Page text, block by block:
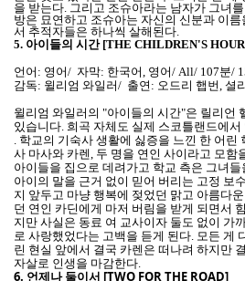
을 받는다. 그리고 조슈아라는 남자가 그녀
방은 묘연하고 조슈아는 자신의 신분과 이
서 추적자들은 하나씩 살해된다.
5. 아이들의 시간 [THE CHILDREN'S
언어: 영어/ 자막: 한국어, 영어/ All/ 107분/
감독: 윌리엄 와일러/ 출연: 오드리 햅번, 셜
윌리엄 와일러의 "아이들의 시간"은 릴리언
있습니다. 희곡 자체도 실제 스코틀랜드에
. 학교의 기숙사 생활에 싫증을 느낀 한 어
사 마사와 카렌, 두 명을 연인 사이라고 모함
아이들을 집으로 데려가고 학교 측은 그녀
아이의 말을 근거 없이 믿어 버리는 고정 보
지 앞두고 마냥 행복에 젖었던 맑고 아름다
던 연인 카딘에게 마저 버림을 받게 되면서
지만 사실은 동료 여 교사이자 둘도 없이 가
로 사랑했었다는 고백을 듣게 된다. 모든 게
린 현실 앞에서 결국 카렌은 떠나려 하지만
자살로 인생을 마감한다.
6. 언제나 둘이서 [TWO FOR THE ROAD]